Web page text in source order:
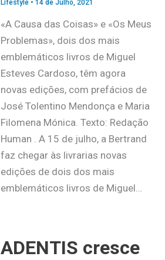
Lifestyle• 14 de Julho, 2021
«A Causa das Coisas» e «Os Meus
Problemas», dois dos mais
emblemáticos livros de Miguel
Esteves Cardoso, têm agora
novas edições, com prefácios de
José Tolentino Mendonça e Maria
Filomena Mónica. Texto: Redação
Human . A 15 de julho, a Bertrand
faz chegar às livrarias novas
edições de dois dos mais
emblemáticos livros de Miguel…
ADENTIS cresce